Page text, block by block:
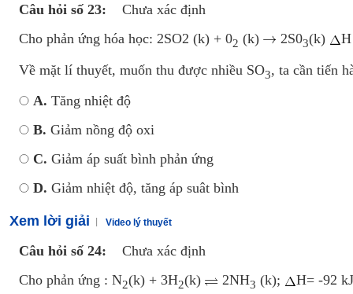
Câu hỏi số 23:
Chưa xác định
Cho phản ứng hóa học: 2SO2 (k) + 02 (k) 2S03(k)
Về mặt lí thuyết, muốn thu được nhiều SO3, ta cần tiến
A. Tăng nhiệt độ
B. Giảm nồng độ oxi
C. Giảm áp suất bình phản ứng
D. Giảm nhiệt độ, tăng áp suât bình
Xem lời giải Video lý thuyết
Câu hỏi số 24:
Chưa xác định
Cho phản ứng : N2(k) + 3H2(k) 2NH3 (k);
H= -92